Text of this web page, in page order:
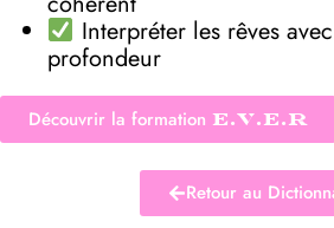
Interpréter les rêves
profondeur
Découvrir la formation E.V.E.R
Retour au